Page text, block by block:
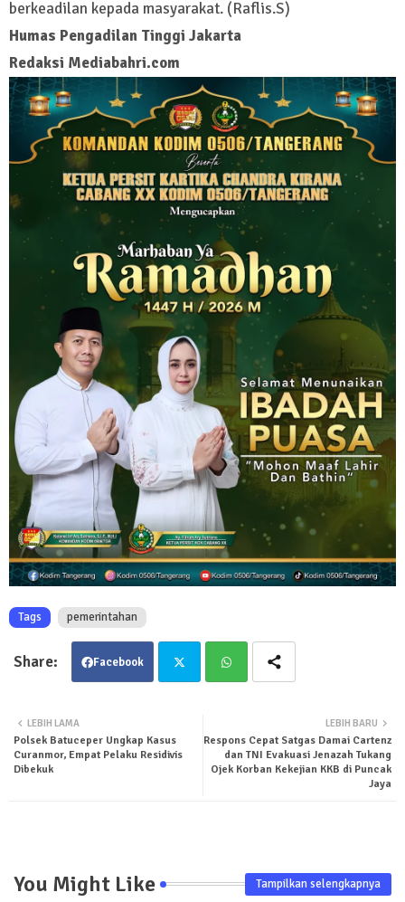
berkeadilan kepada masyarakat. (Raflis.S)
Humas Pengadilan Tinggi Jakarta
Redaksi Mediabahri.com
Tags pemerintahan
Facebook
ter tsa
LEBIH BARU
Respons Cepat Satgas Damai Cartenz
dan TNI Evakuasi Jenazah Tukang
Ojek Korban Kekejian KKB di Puncak
Jaya
LEBIH LAMA
Polsek Batuceper Ungkap Kasus
Curanmor, Empat Pelaku Residivis
Dibekuk
You Might Like Tampilkan selengkapnya